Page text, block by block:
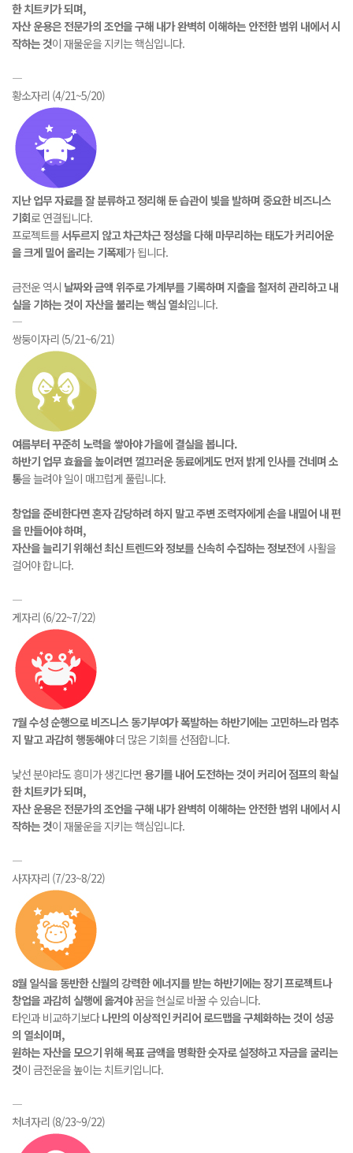
한 치트키가 되며,
자산 운용은 전문가의 조언을 구해 내가 완벽히 이해하는 안전한 범위 내에서 시
작하는 것이 재물운을 지키는 핵심입니다.
―
황소자리 (4/21~5/20)
지난 업무 자료를 잘 분류하고 정리해 둔 습관이 빛을 발하며 중요한 비즈니스
기회로 연결됩니다.
프로젝트를서두르지 않고 차근차근 정성을 다해 마무리하는 태도가 커리어운
을 크게 밀어 올리는 기폭제가 됩니다.
금전운 역시 날짜와 금액 위주로 가계부를 기록하며 지출을 철저히 관리하고 내
실을 기하는 것이 자산을 불리는 핵심 열쇠입니다.
―
쌍둥이자리 (5/21~6/21)
여름부터 꾸준히 노력을 쌓아야 가을에 결실을 봅니다.
하반기 업무 효율을 높이려면 껄끄러운 동료에게도 먼저 밝게 인사를 건네며 소
통을 늘려야 일이 매끄럽게 풀립니다.
창업을 준비한다면 혼자 감당하려 하지 말고 주변 조력자에게 손을 내밀어 내 편
을 만들어야 하며,
자산을 늘리기 위해선 최신 트렌드와 정보를 신속히 수집하는 정보전에 사활을
걸어야 합니다.
―
게자리 (6/22~7/22)
7월 수성 순행으로 비즈니스 동기부여가 폭발하는 하반기에는 고민하느라 멈추
지 말고 과감히 행동해야더 많은 기회를 선점합니다.
낯선 분야라도 흥미가 생긴다면 용기를 내어 도전하는 것이 커리어 점프의 확실
한 치트키가 되며,
자산 운용은 전문가의 조언을 구해 내가 완벽히 이해하는 안전한 범위 내에서 시
작하는 것이 재물운을 지키는 핵심입니다.
―
사자자리 (7/23~8/22)
8월 일식을 동반한 신월의 강력한 에너지를 받는 하반기에는 장기 프로젝트나
창업을 과감히 실행에 옮겨야꿈을 현실로 바꿀 수 있습니다.
타인과 비교하기보다나만의 이상적인 커리어 로드맵을 구체화하는 것이 성공
의 열쇠이며,
원하는 자산을 모으기 위해 목표 금액을 명확한 숫자로 설정하고 자금을 굴리는
것이 금전운을 높이는 치트키입니다.
―
처녀자리 (8/23~9/22)